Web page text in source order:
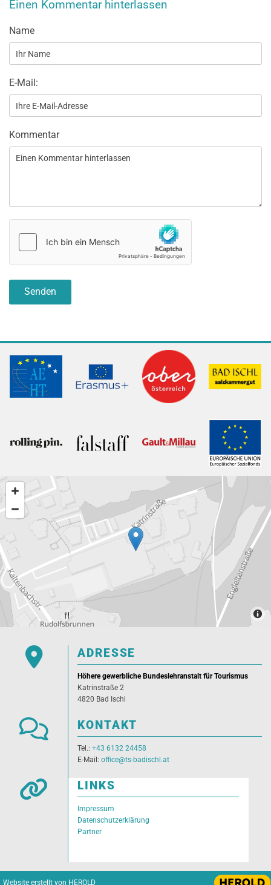
Einen Kommentar hinterlassen
Name
E-Mail:
Kommentar
 ADRESSE
Höhere gewerbliche Bundeslehranstalt für Tourismus
Katrinstraße 2
4820 Bad Ischl
 KONTAKT
Tel.: +43 6132 24458
E-Mail: office@ts-badischl.at
 LINKS
Impressum
Datenschutzerklärung
Partner
Website erstellt von HEROLD